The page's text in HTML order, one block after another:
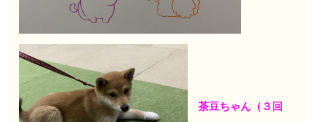
茶豆ちゃん（３回